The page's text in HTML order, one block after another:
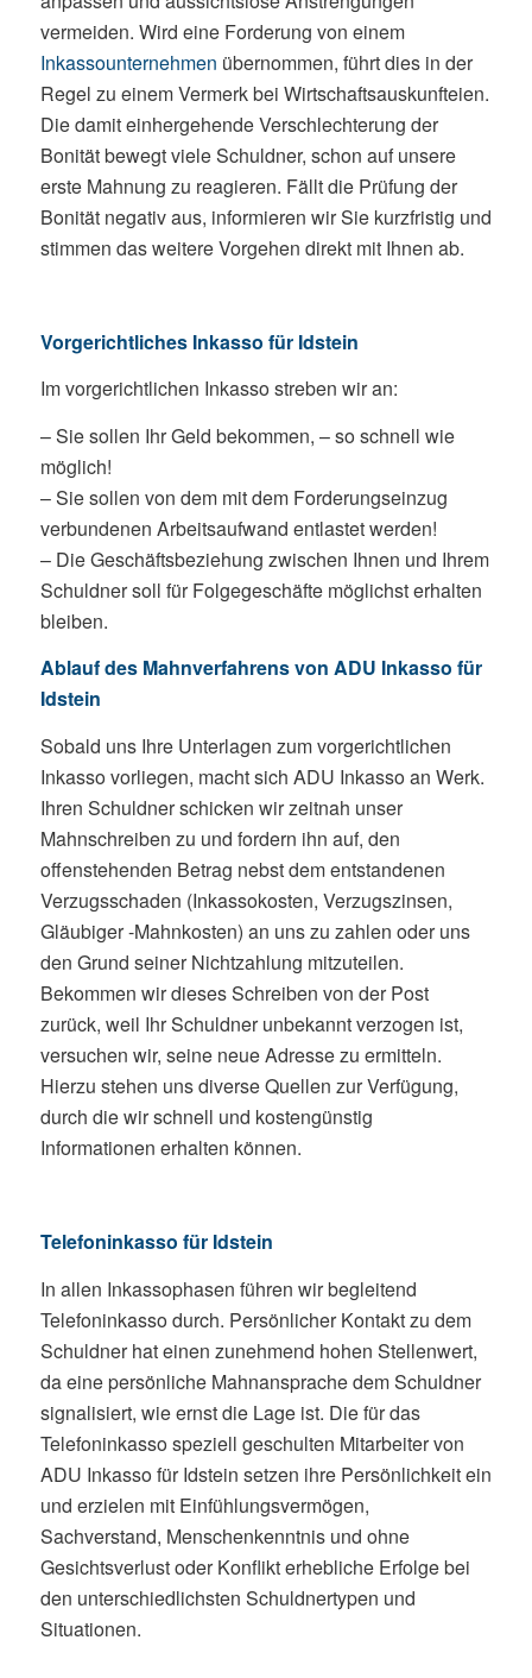
vermeiden. Wird eine Forderung von einem
Inkassounternehmen übernommen, führt dies in der
Regel zu einem Vermerk bei Wirtschaftsauskunfteien.
Die damit einhergehende Verschlechterung der
Bonität bewegt viele Schuldner, schon auf unsere
erste Mahnung zu reagieren. Fällt die Prüfung der
Bonität negativ aus, informieren wir Sie kurzfristig und
stimmen das weitere Vorgehen direkt mit Ihnen ab.
Vorgerichtliches Inkasso für Idstein
Im vorgerichtlichen Inkasso streben wir an:
– Sie sollen Ihr Geld bekommen, – so schnell wie
möglich!
– Sie sollen von dem mit dem Forderungseinzug
verbundenen Arbeitsaufwand entlastet werden!
– Die Geschäftsbeziehung zwischen Ihnen und Ihrem
Schuldner soll für Folgegeschäfte möglichst erhalten
bleiben.
Ablauf des Mahnverfahrens von ADU Inkasso für
Idstein
Sobald uns Ihre Unterlagen zum vorgerichtlichen
Inkasso vorliegen, macht sich ADU Inkasso an Werk.
Ihren Schuldner schicken wir zeitnah unser
Mahnschreiben zu und fordern ihn auf, den
offenstehenden Betrag nebst dem entstandenen
Verzugsschaden (Inkassokosten, Verzugszinsen,
Gläubiger -Mahnkosten) an uns zu zahlen oder uns
den Grund seiner Nichtzahlung mitzuteilen.
Bekommen wir dieses Schreiben von der Post
zurück, weil Ihr Schuldner unbekannt verzogen ist,
versuchen wir, seine neue Adresse zu ermitteln.
Hierzu stehen uns diverse Quellen zur Verfügung,
durch die wir schnell und kostengünstig
Informationen erhalten können.
Telefoninkasso für Idstein
In allen Inkassophasen führen wir begleitend
Telefoninkasso durch. Persönlicher Kontakt zu dem
Schuldner hat einen zunehmend hohen Stellenwert,
da eine persönliche Mahnansprache dem Schuldner
signalisiert, wie ernst die Lage ist. Die für das
Telefoninkasso speziell geschulten Mitarbeiter von
ADU Inkasso für Idstein setzen ihre Persönlichkeit ein
und erzielen mit Einfühlungsvermögen,
Sachverstand, Menschenkenntnis und ohne
Gesichtsverlust oder Konflikt erhebliche Erfolge bei
den unterschiedlichsten Schuldnertypen und
Situationen.